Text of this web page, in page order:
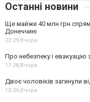
Останні новини
Ще майже 40 млн грн
Донеччині
22:29,Вчора
Про небезпеку і евакуацію
17:28,Вчора
Двоє чоловіків загинули
10:24,Вчора